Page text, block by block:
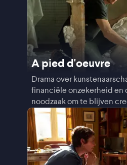
A pied d'oeuvre
Drama over
financiële onzekerheid en
noodzaak om te blijven